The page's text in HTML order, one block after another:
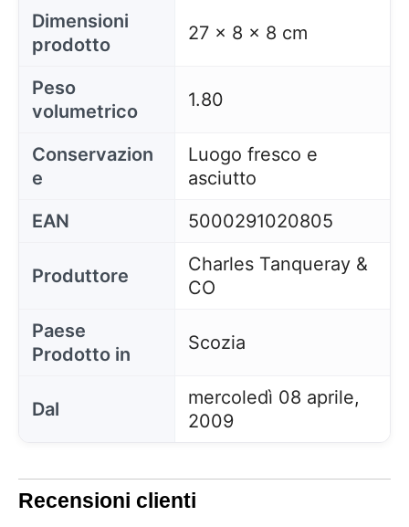
Dimensioni
prodotto
27 x 8 x 8 cm
Peso
volumetrico
1.80
Conservazion
e
Luogo fresco e
asciutto
EAN
5000291020805
Produttore
Charles Tanqueray &
CO
Paese
Prodotto in
Scozia
Dal
mercoledì 08 aprile,
2009
Recensioni clienti